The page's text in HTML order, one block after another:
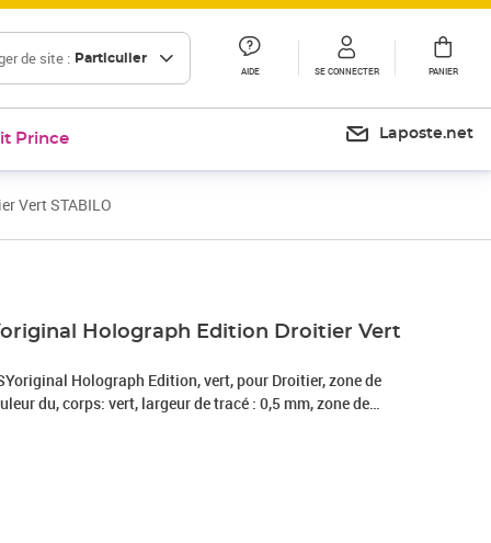
de site : Particulier
AIDE SE CONNECTER PANIER
Prince Laposte.net
Vert STABILO
Holograph Edition Droitier Vert
Holograph Edition, vert, pour Droitier, zone de
du, corps: vert, largeur de tracé : 0,5 mm, zone de
champ de personnalisation, avec capuchon, encre à base